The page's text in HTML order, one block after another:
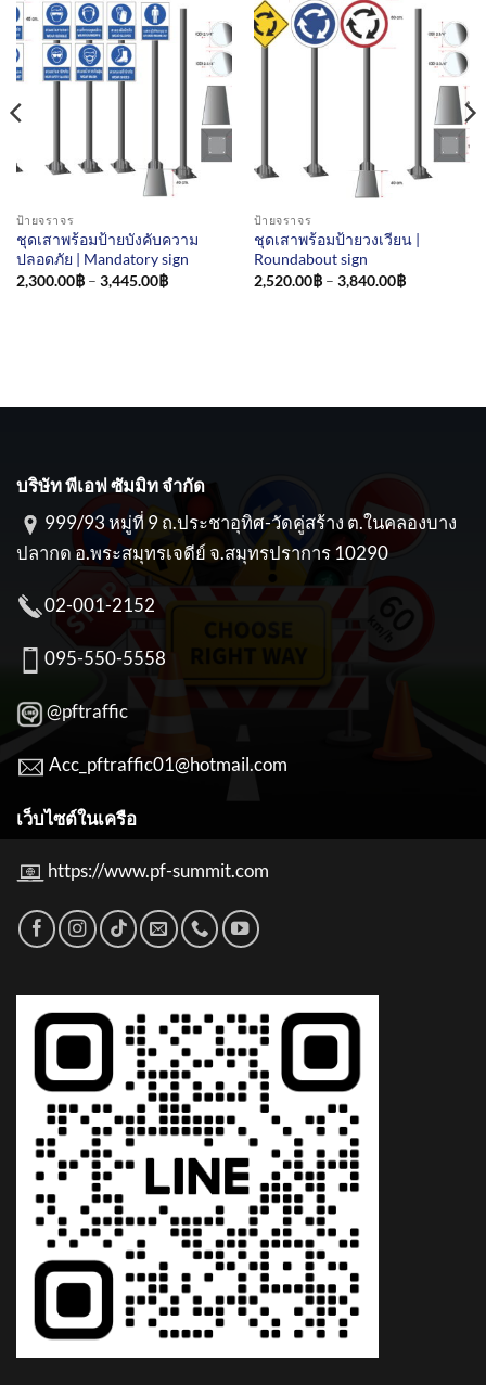
ป้ายจราจร
ชุดเสาพร้อมป้ายบังคับความ
ปลอดภัย | Mandatory sign
2,300.00฿ – 3,445.00฿Price
ป้ายจราจร
ชุดเสาพร้อมป้ายวงเวียน |
Roundabout sign
2,520.00฿ – 3,840.00฿Price
บริษัท พีเอฟ ซัมมิท จำกัด
999/93 หมู่ที่ 9 ถ.ประชาอุทิศ-วัดคู่สร้าง ต.ในคลองบาง
ปลากด อ.พระสมุทรเจดีย์ จ.สมุทรปราการ 10290
02-001-2152
095-550-5558
@pftraffic
Acc_pftraffic01@hotmail.com
เว็บไซต์ในเครือ
https://www.pf-summit.com